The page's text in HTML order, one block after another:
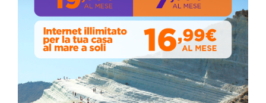
📅 ESTATE MEDITERRANEA 2026 – COMUNE DI
SICULIANA
Venerdì, Luglio 24, 2026
📅 ESTATE MEDITERRANEA 2026 – COMUNE DI
SICULIANA
July 24, 2026